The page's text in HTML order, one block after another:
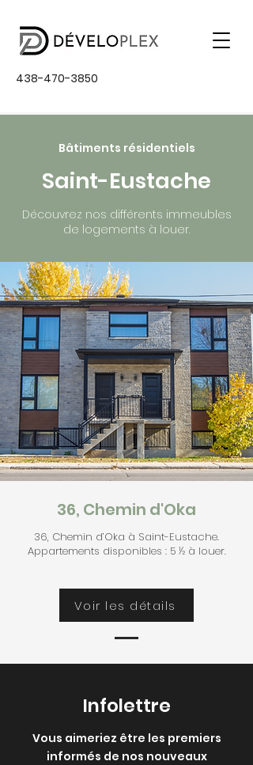
438-470-3850
Bâtiments résidentiels
Saint-Eustache
Découvrez nos différents immeubles
de logements à louer.
36, Chemin d'Oka
36, Chemin d’Oka à Saint-Eustache.
Appartements disponibles : 5 ½ à louer.
Voir les détails
Infolettre
Vous aimeriez être les premiers
informés de nos nouveaux